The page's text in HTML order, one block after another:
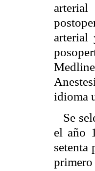
arterial
arterial
idioma
Se
el año
setenta